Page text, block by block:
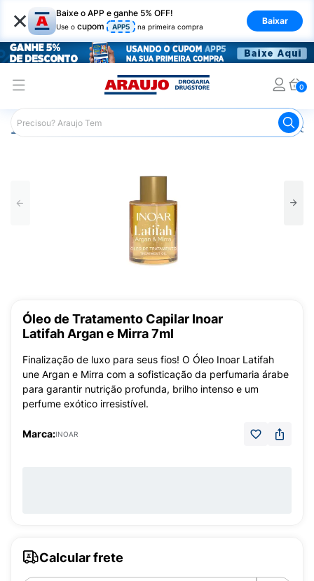
× Baixe o APP e ganhe 5% OFF!
Use o cupom APP5 na primeira compra
Baixar
0
Araujo Cabelo Óleo
Óleo de Tratamento Capilar Inoar
Latifah Argan e Mirra 7ml
Finalização de luxo para seus fios! O Óleo Inoar Latifah
une Argan e Mirra com a sofisticação da perfumaria árabe
para garantir nutrição profunda, brilho intenso e um
perfume exótico irresistível.
Marca:INOAR
Calcular frete